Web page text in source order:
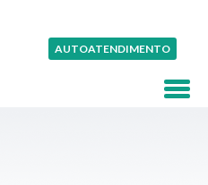
AUTOATENDIMENTO